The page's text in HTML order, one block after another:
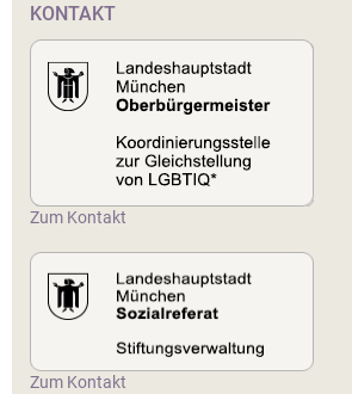
KONTAKT
Zum Kontakt
Zum Kontakt